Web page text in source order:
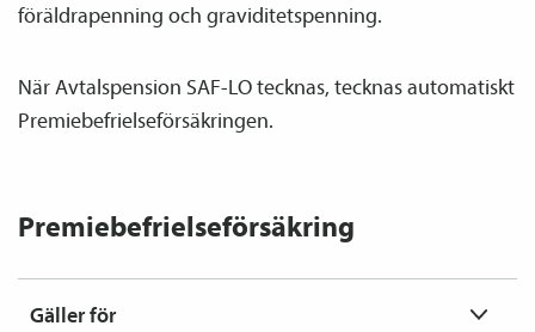
föräldrapenning och graviditetspenning.
När Avtals­pension SAF-LO tecknas, tecknas automatiskt
Premiebefrielse­försäkringen.
Premiebefrielse­försäkring
Gäller för